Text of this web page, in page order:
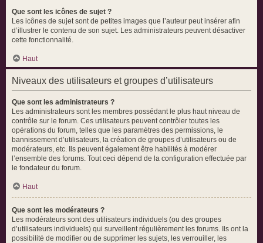
Que sont les icônes de sujet ?
Les icônes de sujet sont de petites images que l’auteur peut insérer afin
d’illustrer le contenu de son sujet. Les administrateurs peuvent désactiver
cette fonctionnalité.
Haut
Niveaux des utilisateurs et groupes d’utilisateurs
Que sont les administrateurs ?
Les administrateurs sont les membres possédant le plus haut niveau de
contrôle sur le forum. Ces utilisateurs peuvent contrôler toutes les
opérations du forum, telles que les paramètres des permissions, le
bannissement d’utilisateurs, la création de groupes d’utilisateurs ou de
modérateurs, etc. Ils peuvent également être habilités à modérer
l’ensemble des forums. Tout ceci dépend de la configuration effectuée par
le fondateur du forum.
Haut
Que sont les modérateurs ?
Les modérateurs sont des utilisateurs individuels (ou des groupes
d’utilisateurs individuels) qui surveillent régulièrement les forums. Ils ont la
possibilité de modifier ou de supprimer les sujets, les verrouiller, les